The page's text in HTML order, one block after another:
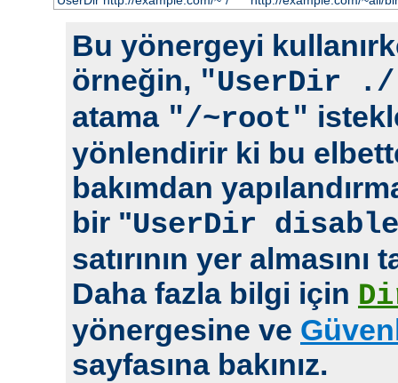
Bu yönergeyi
örneğin, "UserDir
atama "/~root"
yönlendirir ki bu
bakımdan
bir "UserDir
satırının yer
Daha fazla bilgi için
yönergesine ve
sayfasına bakınız.